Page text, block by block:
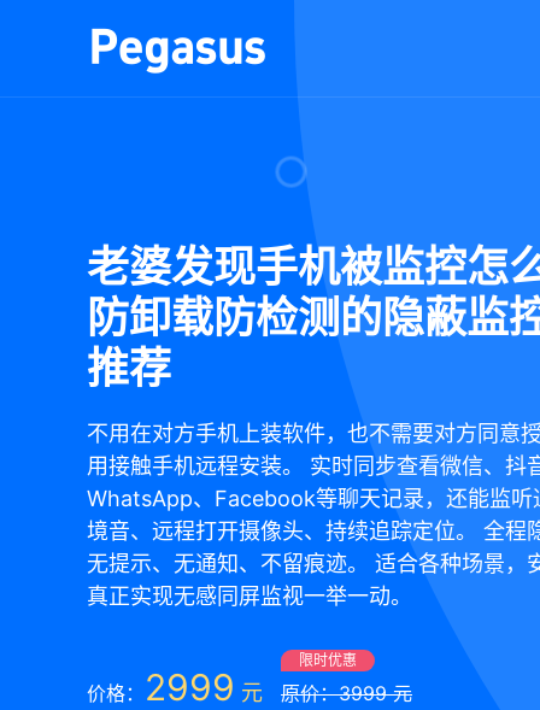
老婆发现手机被监控怎
防卸载防检测的隐蔽监
推荐
不用在对方手机上装软件，也不需要对方同意
用接触手机远程安装。 实时同步查看微信、抖
WhatsApp、Facebook等聊天记录，还能监听
境音、远程打开摄像头、持续追踪定位。 全程
无提示、无通知、不留痕迹。 适合各种场景，
真正实现无感同屏监视一举一动。
价格： 2999 元
限时优惠
原价：3999 元